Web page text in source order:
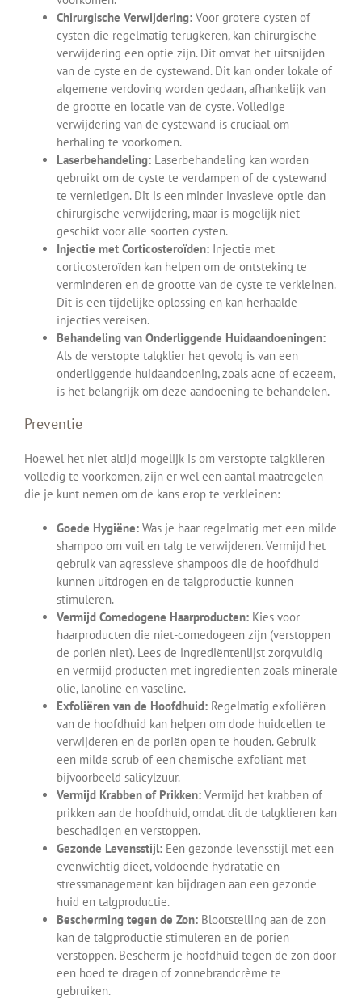
Chirurgische Verwijdering: Voor grotere cysten of
cysten die regelmatig terugkeren, kan chirurgische
verwijdering een optie zijn. Dit omvat het uitsnijden
van de cyste en de cystewand. Dit kan onder lokale of
algemene verdoving worden gedaan, afhankelijk van
de grootte en locatie van de cyste. Volledige
verwijdering van de cystewand is cruciaal om
herhaling te voorkomen.
Laserbehandeling: Laserbehandeling kan worden
gebruikt om de cyste te verdampen of de cystewand
te vernietigen. Dit is een minder invasieve optie dan
chirurgische verwijdering, maar is mogelijk niet
geschikt voor alle soorten cysten.
Injectie met Corticosteroïden: Injectie met
corticosteroïden kan helpen om de ontsteking te
verminderen en de grootte van de cyste te verkleinen.
Dit is een tijdelijke oplossing en kan herhaalde
injecties vereisen.
Behandeling van Onderliggende Huidaandoeningen:
Als de verstopte talgklier het gevolg is van een
onderliggende huidaandoening, zoals acne of eczeem,
is het belangrijk om deze aandoening te behandelen.
Preventie
Hoewel het niet altijd mogelijk is om verstopte talgklieren
volledig te voorkomen, zijn er wel een aantal maatregelen
die je kunt nemen om de kans erop te verkleinen:
Goede Hygiëne: Was je haar regelmatig met een milde
shampoo om vuil en talg te verwijderen. Vermijd het
gebruik van agressieve shampoos die de hoofdhuid
kunnen uitdrogen en de talgproductie kunnen
stimuleren.
Vermijd Comedogene Haarproducten: Kies voor
haarproducten die niet-comedogeen zijn (verstoppen
de poriën niet). Lees de ingrediëntenlijst zorgvuldig
en vermijd producten met ingrediënten zoals minerale
olie, lanoline en vaseline.
Exfoliëren van de Hoofdhuid: Regelmatig exfoliëren
van de hoofdhuid kan helpen om dode huidcellen te
verwijderen en de poriën open te houden. Gebruik
een milde scrub of een chemische exfoliant met
bijvoorbeeld salicylzuur.
Vermijd Krabben of Prikken: Vermijd het krabben of
prikken aan de hoofdhuid, omdat dit de talgklieren kan
beschadigen en verstoppen.
Gezonde Levensstijl: Een gezonde levensstijl met een
evenwichtig dieet, voldoende hydratatie en
stressmanagement kan bijdragen aan een gezonde
huid en talgproductie.
Bescherming tegen de Zon: Blootstelling aan de zon
kan de talgproductie stimuleren en de poriën
verstoppen. Bescherm je hoofdhuid tegen de zon door
een hoed te dragen of zonnebrandcrème te
gebruiken.